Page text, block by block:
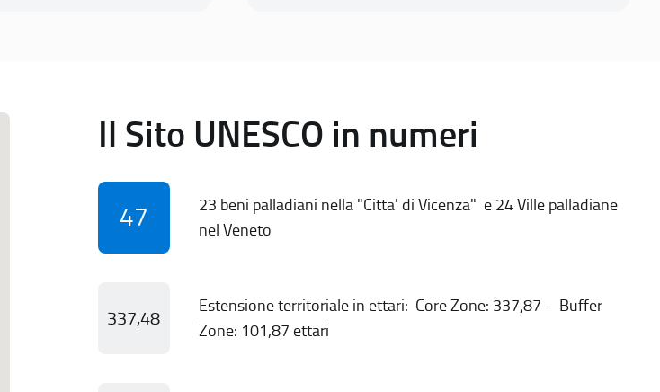
Il Sito UNESCO in numeri
47
23 beni palladiani nella "Citta' di Vicenza" e 24 Ville palladiane
nel Veneto
337,48
Estensione territoriale in ettari: Core Zone: 337,87 - Buffer
Zone: 101,87 ettari